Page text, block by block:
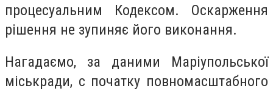
процесуальним Кодексом. Оскарження
рішення не зупиняє його виконання.
Нагадаємо, за даними Маріупольської
міськради, с початку повномасштабного